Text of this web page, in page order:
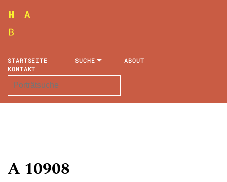
STARTSEITE SUCHE
ABOUT
KONTAKT
A 10908